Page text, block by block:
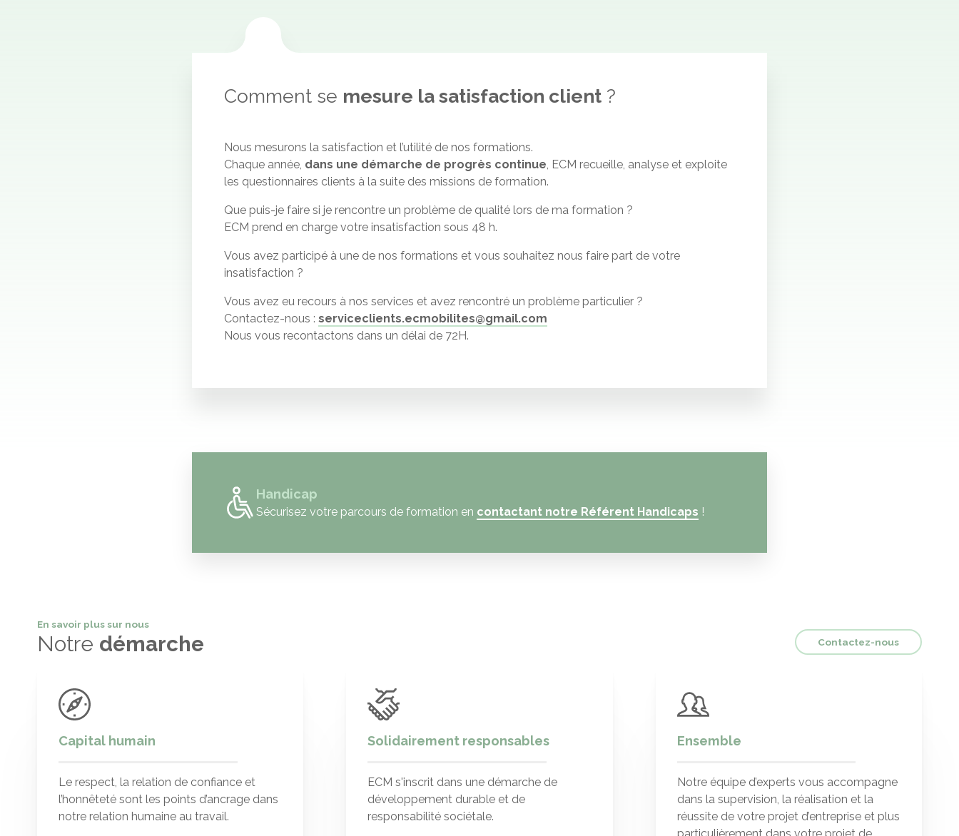
Comment se mesure la satisfaction client?
Nous mesurons la satisfaction et l’utilité de nos formations.
Chaque année, dans une démarche de progrès continue , ECM recueille, analyse et exploite
les questionnaires clients à la suite des missions de formation.
Que puis-je faire si je rencontre un problème de qualité lors de ma formation ?
ECM prend en charge votre insatisfaction sous 48 h.
Vous avez participé à une de nos formations et vous souhaitez nous faire part de votre
insatisfaction ?
Vous avez eu recours à nos services et avez rencontré un problème particulier ?
Contactez-nous : serviceclients.ecmobilites@gmail.com
Nous vous recontactons dans un délai de 72H.
Handicap
Sécurisez votre parcours de formation en contactant notre Référent Handicaps !
En savoir plus sur nous
Notre démarche Contactez-nous
Capital humain
Le respect, la relation de confiance et
l’honnêteté sont les points d’ancrage dans
notre relation humaine au travail.
Solidairement responsables
ECM s'inscrit dans une démarche de
développement durable et de
responsabilité sociétale.
Ensemble
Notre équipe d’experts vous accompagne
dans la supervision, la réalisation et la
réussite de votre projet d’entreprise et plus
particulièrement dans votre projet de